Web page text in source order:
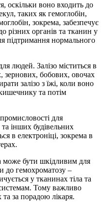
оскільки воно входить до
таких як гемоглобін,
зокрема, забезпечує
різних органів та тканин у
підтримання нормального
людей. Залізо міститься в
зернових, бобових, овочах
залізо з їжі, коли воно
та потім
для
та інших будівельних
в електроніці, зокрема в
може бути шкідливим для
до гемохроматозу –
у тканинах тіла та
Тому важливо
за порадою лікаря.